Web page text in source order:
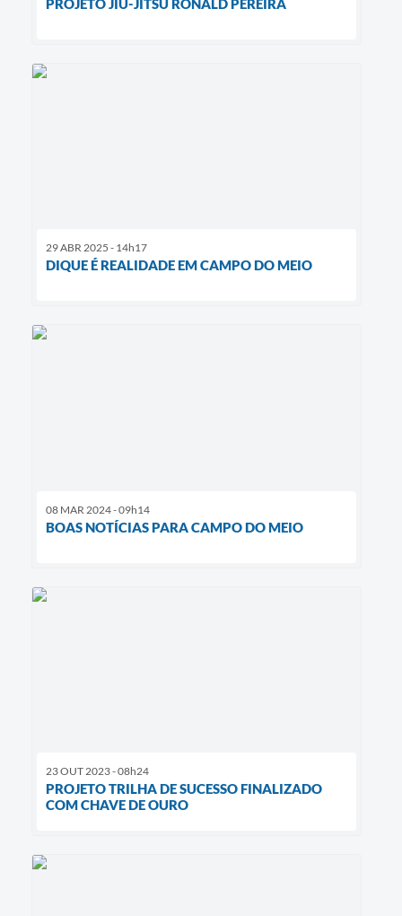
PROJETO JIU-JITSU RONALD PEREIRA
29 ABR 2025 - 14h17
DIQUE É REALIDADE EM CAMPO DO MEIO
08 MAR 2024 - 09h14
BOAS NOTÍCIAS PARA CAMPO DO MEIO
23 OUT 2023 - 08h24
PROJETO TRILHA DE SUCESSO FINALIZADO
COM CHAVE DE OURO